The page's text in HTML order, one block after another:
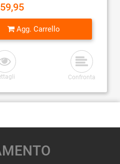
Agg. Carrello
Confronta